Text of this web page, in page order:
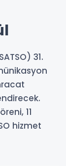
31.
11
hizmet